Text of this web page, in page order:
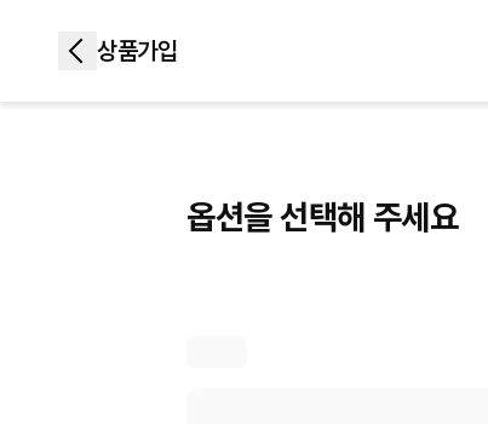
상품가입
상품가입
옵션을 선택해 주세요